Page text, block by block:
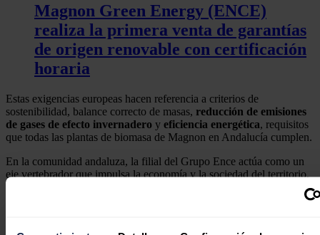
Magnon Green Energy (ENCE)
realiza la primera venta de garantías
de origen renovable con certificación
horaria
Estas exigencias europeas hacen referencia a criterios de
sostenibilidad, balance correcto de masas, reducción de emisiones
de gases de efecto invernadero y eficiencia energética, requisitos
que todas las plantas de biomasa de Magnon en Andalucía cumplen.
En la comunidad andaluza, la filial del Grupo Ence actúa como un
eje vertebrador que impulsa la economía y la sociedad del territorio,